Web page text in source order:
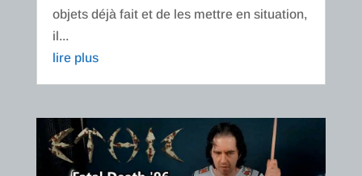
objets déjà fait et de les mettre en situation,
il...
lire plus